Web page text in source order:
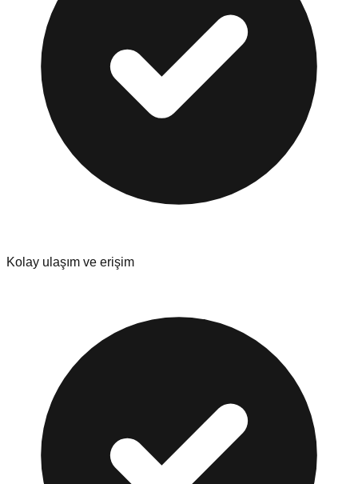
Kolay ulaşım ve erişim